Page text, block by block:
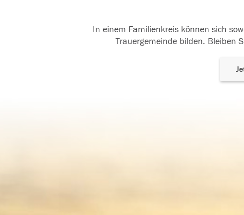
In einem Familienkreis können sich
Trauergemeinde bilden. Bleiben